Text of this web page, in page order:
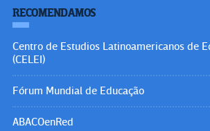
RECOMENDAMOS
Centro de Estudios Latinoamericanos de
(CELEI)
Fórum Mundial de Educação
ABACOenRed